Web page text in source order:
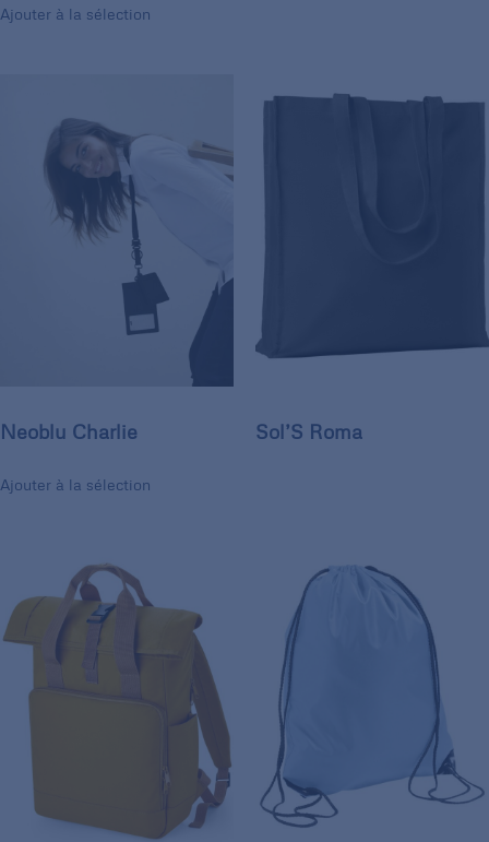
Ajouter à la sélection
Neoblu Charlie
Ajouter à la sélection
Sol’S Roma